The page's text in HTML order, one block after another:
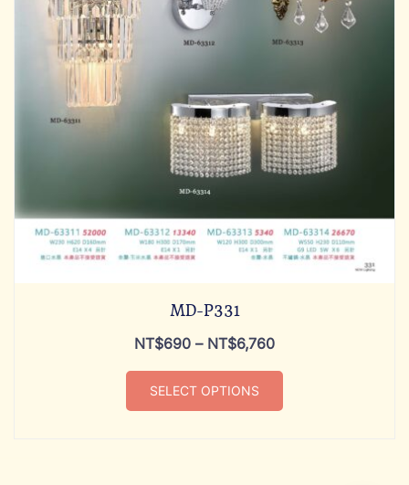
MD-P331
NT$690 – NT$6,760
SELECT OPTIONS